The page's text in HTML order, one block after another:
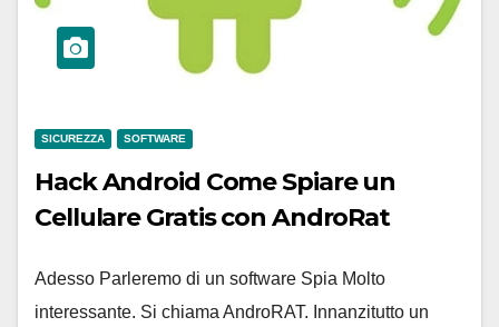
SICUREZZA SOFTWARE
Hack Android Come Spiare un
Cellulare Gratis con AndroRat
Adesso Parleremo di un software Spia Molto
interessante. Si chiama AndroRAT. Innanzitutto un